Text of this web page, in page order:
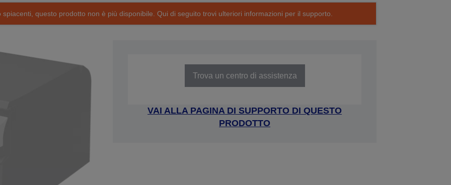
questo prodotto non è più disponibile. Qui di seguito trovi ulteriori informazioni per il supporto.
Trova un centro di assistenza
VAI ALLA PAGINA DI SUPPORTO DI QUESTO
PRODOTTO